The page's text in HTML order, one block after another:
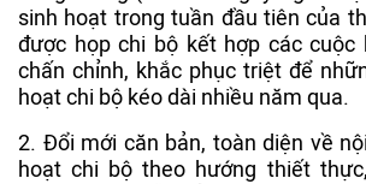
sinh hoạt trong tuần đầu tiên của
được họp chi bộ kết hợp các cuộc
chấn chỉnh, khắc phục triệt để
hoạt chi bộ kéo dài nhiều năm qua.
2. Đổi mới căn bản, toàn diện về
hoạt chi bộ theo hướng thiết